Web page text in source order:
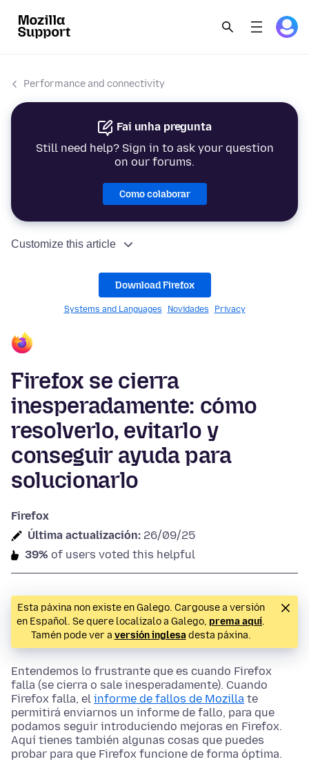
Performance and connectivity
Fai unha pregunta
Still need help? Sign in to ask your question
on our forums.
Como colaborar
Customize this article
Download Firefox
Systems and Languages Novidades Privacy
Firefox se cierra
inesperadamente: cómo
resolverlo, evitarlo y
conseguir ayuda para
solucionarlo
Firefox
Última actualización: 26/09/25
39% of users voted this helpful
Esta páxina non existe en Galego. Cargouse a versión
en Español. Se quere localizalo a Galego, prema aquí.
Tamén pode ver a versión inglesadesta páxina.
Entendemos lo frustrante que es cuando Firefox
falla (se cierra o sale inesperadamente). Cuando
Firefox falla, el informe de fallos de Mozilla te
permitirá enviarnos un informe de fallo, para que
podamos seguir introduciendo mejoras en Firefox.
Aquí tienes también algunas cosas que puedes
probar para que Firefox funcione de forma óptima.